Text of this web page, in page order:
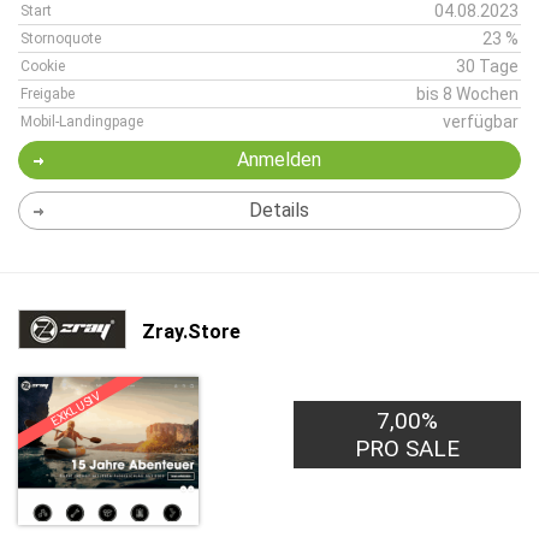
Start 04.08.2023
Stornoquote 23 %
Cookie 30 Tage
Freigabe bis 8 Wochen
Mobil-Landingpage verfügbar
Anmelden
Details
Zray.Store
EXKLUSIV
7,00%
PRO SALE